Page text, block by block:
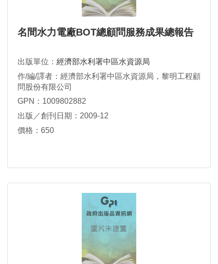
名間水力電廠BOT總顧問服務成果總報告
出版單位： 經濟部水利署中區水資源局
作/編/譯者：經濟部水利署中區水資源局，黎明工程顧
問股份有限公司
GPN：1009802882
出版／創刊日期：2009-12
價格：650